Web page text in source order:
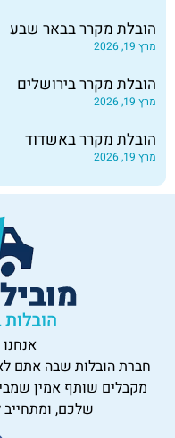
הובלת מקרר בבאר שבע
מרץ 19, 2026
הובלת מקרר בירושלים
מרץ 19, 2026
הובלת מקרר באשדוד
מרץ 19, 2026
חברת הובלות שבה אתם
מקבלים שותף אמין
שלכם, ומתחייב